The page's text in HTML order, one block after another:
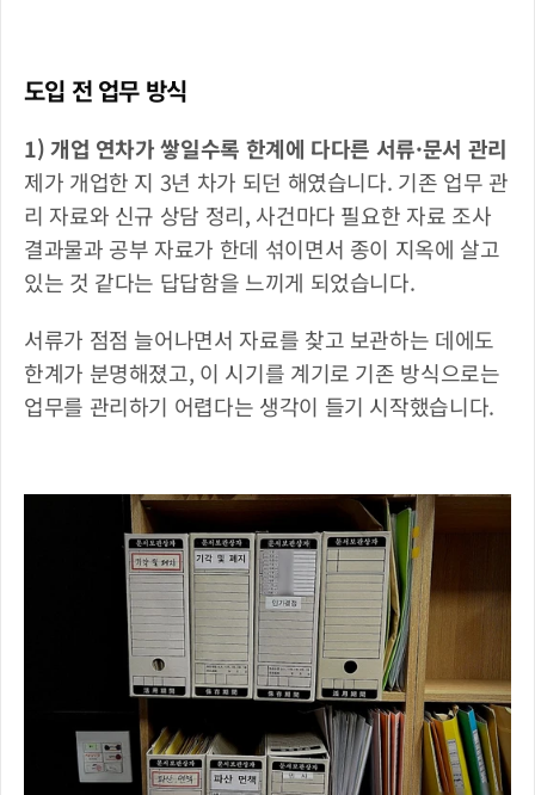
도입 전 업무 방식
1) 개업 연차가 쌓일수록 한계에 다다른 서류·문서 관리
제가 개업한 지 3년 차가 되던 해였습니다. 기존 업무 관
리 자료와 신규 상담 정리, 사건마다 필요한 자료 조사
결과물과 공부 자료가 한데 섞이면서 종이 지옥에 살고
있는 것 같다는 답답함을 느끼게 되었습니다.
서류가 점점 늘어나면서 자료를 찾고 보관하는 데에도
한계가 분명해졌고, 이 시기를 계기로 기존 방식으로는
업무를 관리하기 어렵다는 생각이 들기 시작했습니다.